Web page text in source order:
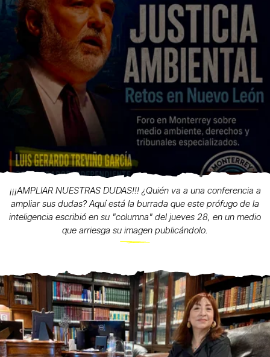
¡¡¡AMPLIAR NUESTRAS DUDAS!!! ¿Quién va a una conferencia a
ampliar sus dudas? Aquí está la burrada que este prófugo de la
inteligencia escribió en su "columna" del jueves 28, en un medio
que arriesga su imagen publicándolo.